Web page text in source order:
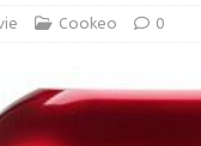
Cookeo 0